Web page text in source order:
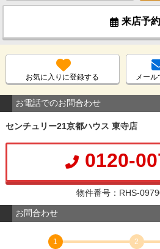
来店予約
お気に入りに登録する メール
お電話でのお問合わせ
センチュリー21京都ハウス 東寺店
0120-
物件番号：RHS-
お問合わせ
1
2